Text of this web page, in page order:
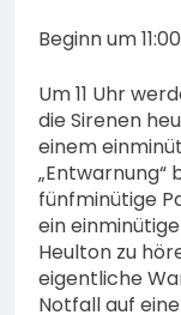
Beginn um
Um 11 Uhr
die Sirenen
einem
fünfminütige
ein
Heulton zu
eigentliche
Notfall auf